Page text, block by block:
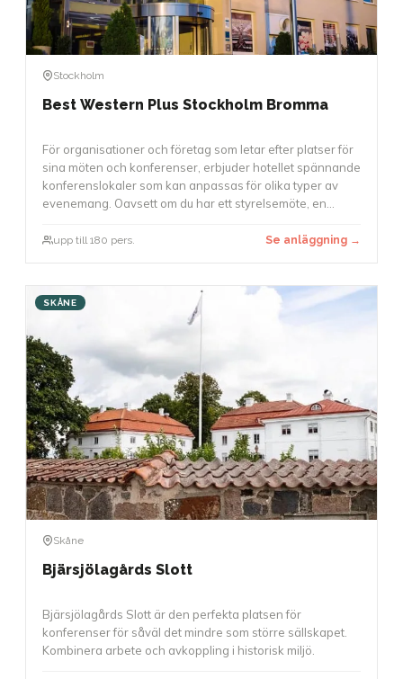
Stockholm
Best Western Plus Stockholm Bromma
För organisationer och företag som letar efter platser för
sina möten och konferenser, erbjuder hotellet spännande
konferenslokaler som kan anpassas för olika typer av
evenemang. Oavsett om du har ett styrelsemöte, en
deltagare, finns det möjligheter att använda.
som passar bäst för ditt evenemang.
upp till 180 pers. Se anläggning →
SKÅNE
Skåne
Bjärsjölagårds Slott
Bjärsjölagårds Slott är den perfekta platsen för
konferenser för såväl det mindre som större sällskapet.
Kombinera arbete och avkoppling i historisk miljö.